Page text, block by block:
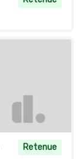
Retenue